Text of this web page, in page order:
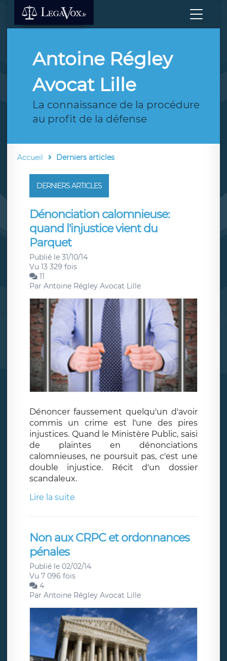
Antoine Régley
Avocat Lille
La connaissance de la procédure
au profit de la défense
Accueil Derniers articles
DERNIERS ARTICLES
Dénonciation calomnieuse:
quand l'injustice vient du
Parquet
Publié le 31/10/14
Vu 13 329 fois
11
Par Antoine Régley Avocat Lille
Dénoncer faussement quelqu'un d'avoir
commis un crime est l'une des pires
injustices. Quand le Ministère Public, saisi
de plaintes en dénonciations
calomnieuses, ne poursuit pas, c'est une
double injustice. Récit d'un dossier
scandaleux.
Lire la suite
Non aux CRPC et ordonnances
pénales
Publié le 02/02/14
Vu 7 096 fois
4
Par Antoine Régley Avocat Lille